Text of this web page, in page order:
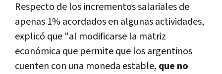
Respecto de los incrementos salariales de
apenas 1% acordados en algunas actividades,
explicó que "al modificarse la matriz
económica que permite que los argentinos
cuenten con una moneda estable, que no